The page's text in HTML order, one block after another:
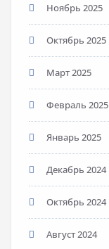
Ноябрь 2025
Октябрь 2025
Март 2025
Февраль 2025
Январь 2025
Декабрь 2024
Октябрь 2024
Август 2024